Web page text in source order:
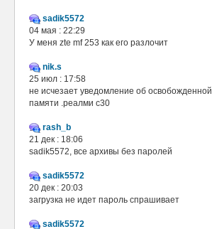
sadik5572
04 мая : 22:29
У меня zte mf 253 как его разлочит
nik.s
25 июл : 17:58
не исчезает уведомление об освобожденной
памяти .реалми с30
rash_b
21 дек : 18:06
sadik5572, все архивы без паролей
sadik5572
20 дек : 20:03
загрузка не идет пароль спрашивает
sadik5572